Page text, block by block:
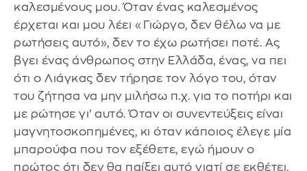
καλεσμένους μου. Όταν ένας καλεσμένος
έρχεται και μου λέει «Γιώργο, δεν θέλω να με
ρωτήσεις αυτό», δεν το έχω ρωτήσει ποτέ. Ας
βγει ένας άνθρωπος στην Ελλάδα, ένας, να πει
ότι ο Λιάγκας δεν τήρησε τον λόγο του, όταν
του ζήτησα να μην μιλήσω π.χ. για το ποτήρι και
με ρώτησε γι’ αυτό. Όταν οι συνεντεύξεις είναι
μαγνητοσκοπημένες, κι όταν κάποιος έλεγε μία
μπαρούφα που τον εξέθετε, εγώ ήμουν ο
πρώτος ότι δεν θα παίξει αυτό γιατί σε εκθέτει.